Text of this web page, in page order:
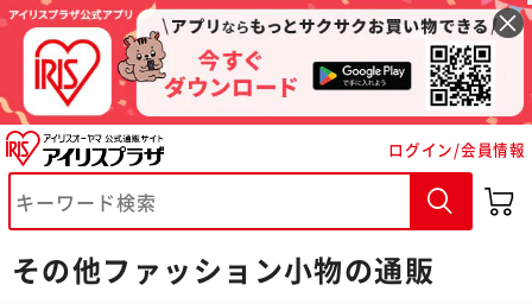
ログイン/会員情報
その他ファッション小物の通販